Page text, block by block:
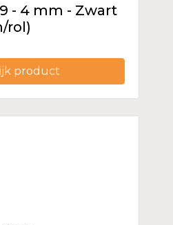
- 4 mm - Zwart
rol)
product